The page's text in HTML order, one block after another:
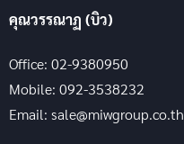
คุณวรรณาฏ (บิว)
Office: 02-9380950
Mobile: 092-3538232
Email: sale@miwgroup.co.th